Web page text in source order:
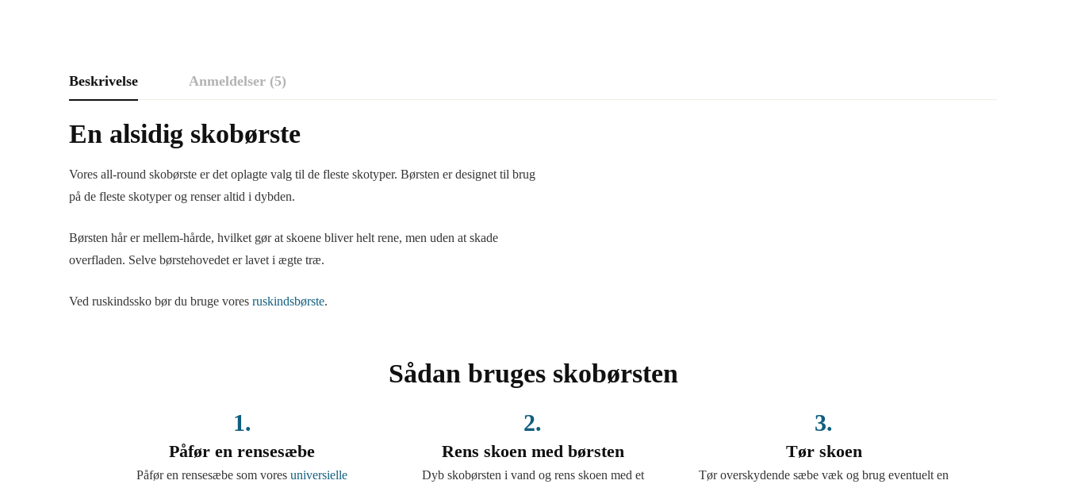
Beskrivelse Anmeldelser (5)
En alsidig skobørste
Vores all-round skobørste er det oplagte valg til de fleste skotyper. Børsten er designet til brug
på de fleste skotyper og renser altid i dybden.
Børsten hår er mellem-hårde, hvilket gør at skoene bliver helt rene, men uden at skade
overfladen. Selve børstehovedet er lavet i ægte træ.
Ved ruskindssko bør du bruge vores ruskindsbørste.
Sådan bruges skobørsten
1.
Påfør en rensesæbe
Påfør en rensesæbe som voresuniversielle
2.
Rens skoen med børsten
Dyb skobørsten i vand og rens skoen med et
3.
Tør skoen
Tør overskydende sæbe væk og brug eventuelt en